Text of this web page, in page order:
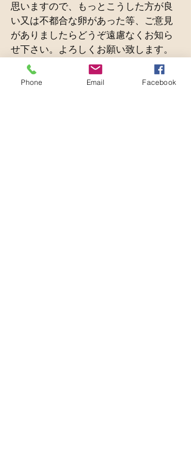
思いますので、もっとこうした方が良
い又は不都合な卵があった等、ご意見
がありましたらどうぞ遠慮なくお知ら
せ下さい。よろしくお願い致します。
Phone Email Facebook